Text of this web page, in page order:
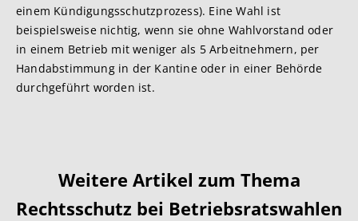
einem Kündigungsschutzprozess). Eine Wahl ist
beispielsweise nichtig, wenn sie ohne Wahlvorstand oder
in einem Betrieb mit weniger als 5 Arbeitnehmern, per
Handabstimmung in der Kantine oder in einer Behörde
durchgeführt worden ist.
Weitere Artikel zum Thema
Rechtsschutz bei Betriebsratswahlen